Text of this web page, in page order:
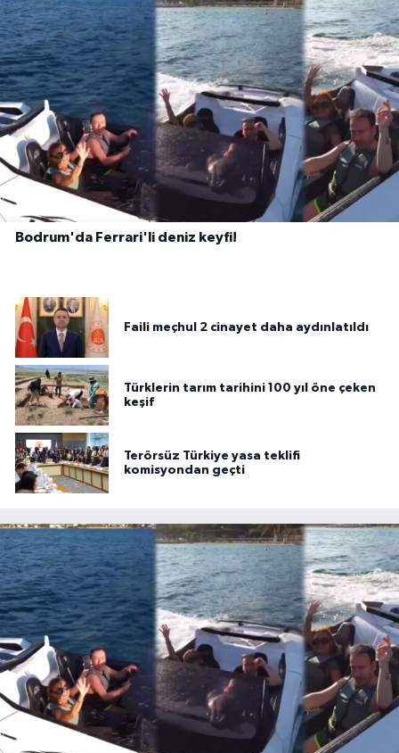
Bodrum'da Ferrari'li deniz keyfi!
Faili meçhul 2 cinayet daha aydınlatıldı
Türklerin tarım tarihini 100 yıl öne çeken
keşif
Terörsüz Türkiye yasa teklifi
komisyondan geçti